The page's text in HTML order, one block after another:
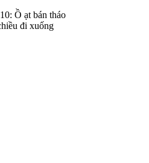
đi xuống